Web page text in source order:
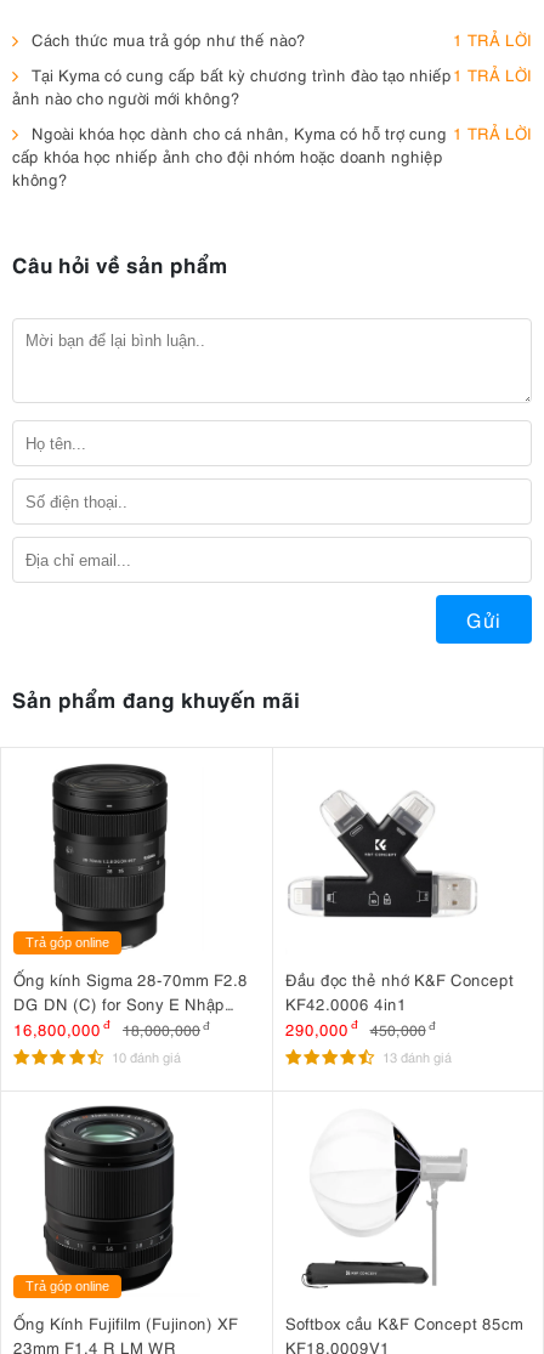
Cách thức mua trả góp như thế nào?
1 TRẢ LỜI
Tại Kyma có cung cấp bất kỳ chương trình đào tạo nhiếp
ảnh nào cho người mới không?
1 TRẢ LỜI
Ngoài khóa học dành cho cá nhân, Kyma có hỗ trợ cung
cấp khóa học nhiếp ảnh cho đội nhóm hoặc doanh nghiệp
không?
1 TRẢ LỜI
Câu hỏi về sản phẩm
Gửi
Sản phẩm đang khuyến mãi
Trả góp online
Ống kính Sigma 28-70mm F2.8
DG DN (C) for Sony E Nhập
khẩu
16,800,000 đ 18,000,000đ
10 đánh giá
Đầu đọc thẻ nhớ K&F Concept
KF42.0006 4in1
290,000 đ 450,000 đ
13 đánh giá
Trả góp online
Ống Kính Fujifilm (Fujinon) XF
23mm F1.4 R LM WR
Softbox cầu K&F Concept 85cm
KF18.0009V1